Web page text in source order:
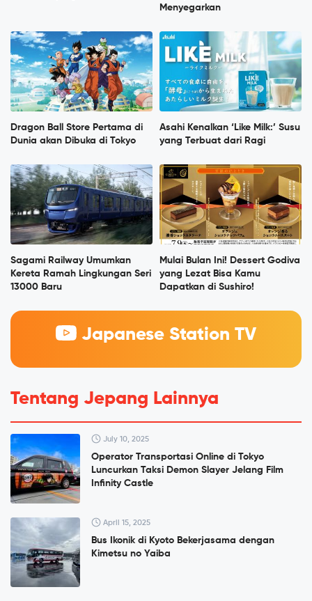
Menyegarkan
Dragon Ball Store Pertama di
Dunia akan Dibuka di Tokyo
Asahi Kenalkan ‘Like Milk:’ Susu
yang Terbuat dari Ragi
Sagami Railway Umumkan
Kereta Ramah Lingkungan Seri
13000 Baru
Mulai Bulan Ini! Dessert Godiva
yang Lezat Bisa Kamu
Dapatkan di Sushiro!
Japanese Station TV
Tentang Jepang Lainnya
July 10, 2025
Operator Transportasi Online di Tokyo
Luncurkan Taksi Demon Slayer Jelang Film
Infinity Castle
April 15, 2025
Bus Ikonik di Kyoto Bekerjasama dengan
Kimetsu no Yaiba